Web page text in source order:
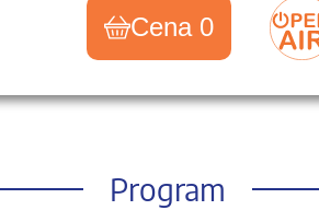
Cena 0
Program